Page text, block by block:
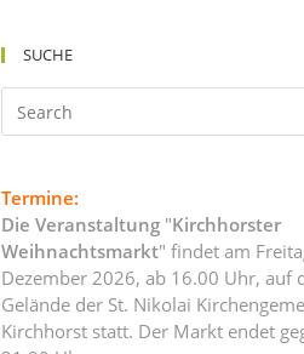
SUCHE
Termine:
Die Veranstaltung "Kirchhorster
Weihnachtsmarkt" findet am
Dezember 2026, ab 16.00 Uhr, auf
Gelände der St. Nikolai
Kirchhorst statt. Der Markt endet